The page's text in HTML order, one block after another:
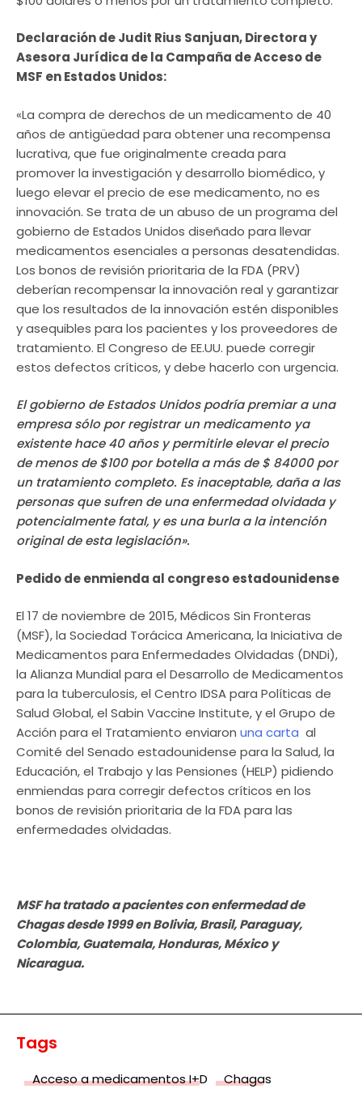
Declaración de Judit Rius Sanjuan, Directora y
Asesora Jurídica de la Campaña de Acceso de
MSF en Estados Unidos:
«La compra de derechos de un medicamento de 40
años de antigüedad para obtener una recompensa
lucrativa, que fue originalmente creada para
promover la investigación y desarrollo biomédico, y
luego elevar el precio de ese medicamento, no es
innovación. Se trata de un abuso de un programa del
gobierno de Estados Unidos diseñado para llevar
medicamentos esenciales a personas desatendidas.
Los bonos de revisión prioritaria de la FDA (PRV)
deberían recompensar la innovación real y garantizar
que los resultados de la innovación estén disponibles
y asequibles para los pacientes y los proveedores de
tratamiento. El Congreso de EE.UU. puede corregir
estos defectos críticos, y debe hacerlo con urgencia.
El gobierno de Estados Unidos podría premiar a una
empresa sólo por registrar un medicamento ya
existente hace 40 años y permitirle elevar el precio
de menos de $100 por botella a más de $ 84000 por
un tratamiento completo. Es inaceptable, daña a las
personas que sufren de una enfermedad olvidada y
potencialmente fatal, y es una burla a la intención
original de esta legislación».
Pedido de enmienda al congreso estadounidense
El 17 de noviembre de 2015, Médicos Sin Fronteras
(MSF), la Sociedad Torácica Americana, la Iniciativa de
Medicamentos para Enfermedades Olvidadas (DNDi),
la Alianza Mundial para el Desarrollo de Medicamentos
para la tuberculosis, el Centro IDSA para Políticas de
Salud Global, el Sabin Vaccine Institute, y el Grupo de
Acción para el Tratamiento enviaron una carta al
Comité del Senado estadounidense para la Salud, la
Educación, el Trabajo y las Pensiones (HELP) pidiendo
enmiendas para corregir defectos críticos en los
bonos de revisión prioritaria de la FDA para las
enfermedades olvidadas.
MSF ha tratado a pacientes con enfermedad de
Chagas desde 1999 en Bolivia,Brasil, Paraguay,
Colombia,Guatemala, Honduras, México y
Nicaragua.
Tags
Acceso a medicamentos I+D
Chagas